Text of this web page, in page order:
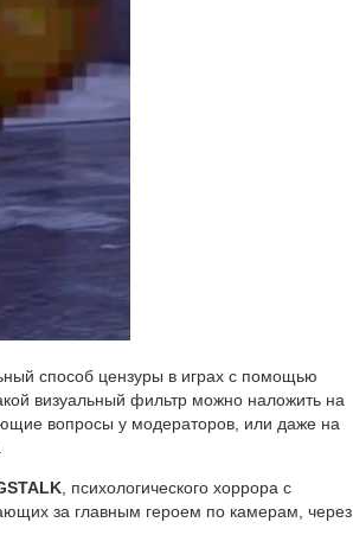
способ цензуры в играх с помощью
визуальный фильтр можно наложить на
вопросы у модераторов, или даже на
, психологического хоррора с
за главным героем по камерам, через